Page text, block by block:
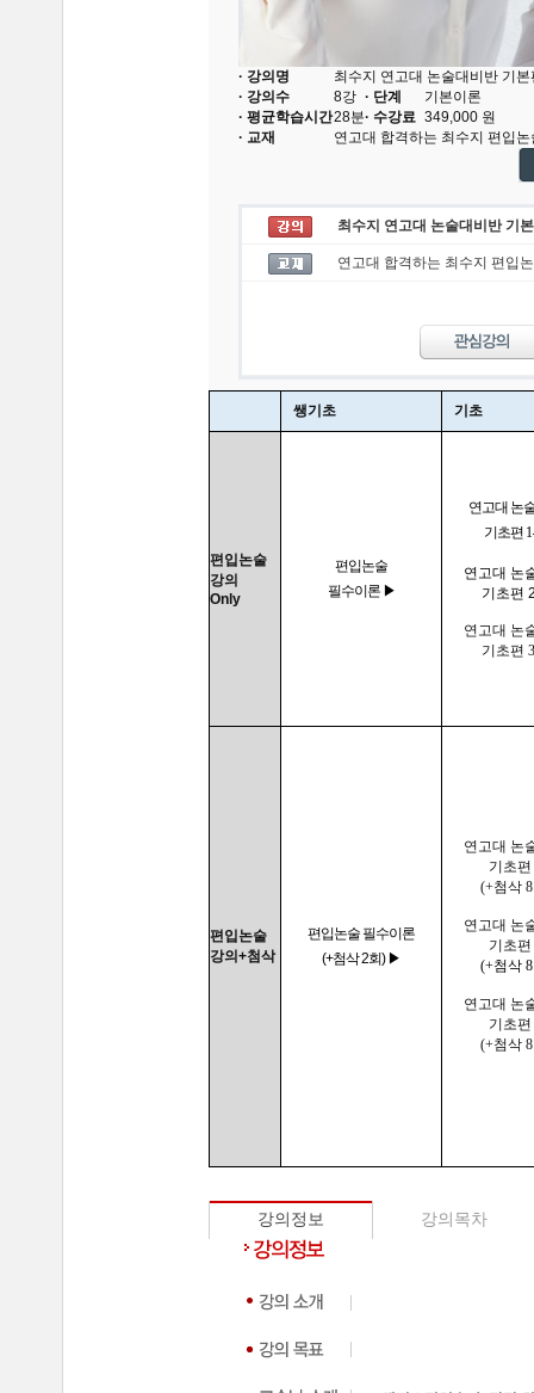
· 강의명
최수지 연고대 논술대비반 기
· 강의수
8강 · 단계
기본이론
· 평균학습시간28분· 수강료 349,000 원
· 교재
연고대 합격하는 최수지 편입
최수지 연고대 논술대비반 기
연고대 합격하는 최수지 편입
쌩기초 기초
편입논술
강의
Only
편입논술
필수이론 ▶
연고대 논
기초편
연고대 논
기초편
연고대 논
기초편
편입논술
강의+첨삭
편입논술 필수이론
(+첨삭 2회) ▶
연고대 논
기초편
(+첨삭
연고대 논
기초편
(+첨삭
연고대 논
기초편
(+첨삭
강의정보 강의목차